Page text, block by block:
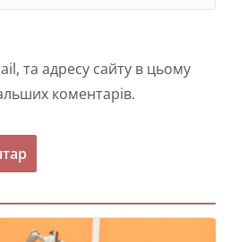
та адресу сайту в цьому
коментарів.